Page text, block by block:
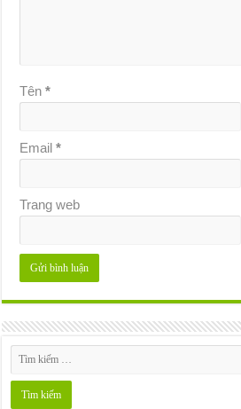
Tên*
Email*
Trang web